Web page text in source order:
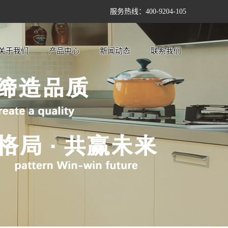
服务热线：400-9204-105
于我们
司简介
业文化
工中心
产品中心
江苏整体橱柜
江苏卫浴橱柜
江苏品质酒柜
江苏阳台洗柜
江苏先锋衣柜
新闻动态
公司新闻
行业新闻
技术知识
联系我们